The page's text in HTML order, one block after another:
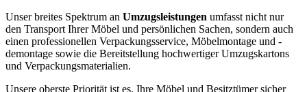
Unser breites Spektrum an Umzugsleistungen umfasst nicht nur
den Transport Ihrer Möbel und persönlichen Sachen, sondern auch
einen professionellen Verpackungsservice, Möbelmontage und -
demontage sowie die Bereitstellung hochwertiger Umzugskartons
und Verpackungsmaterialien.
Unsere oberste Priorität ist es, Ihre Möbel und Besitztümer sicher